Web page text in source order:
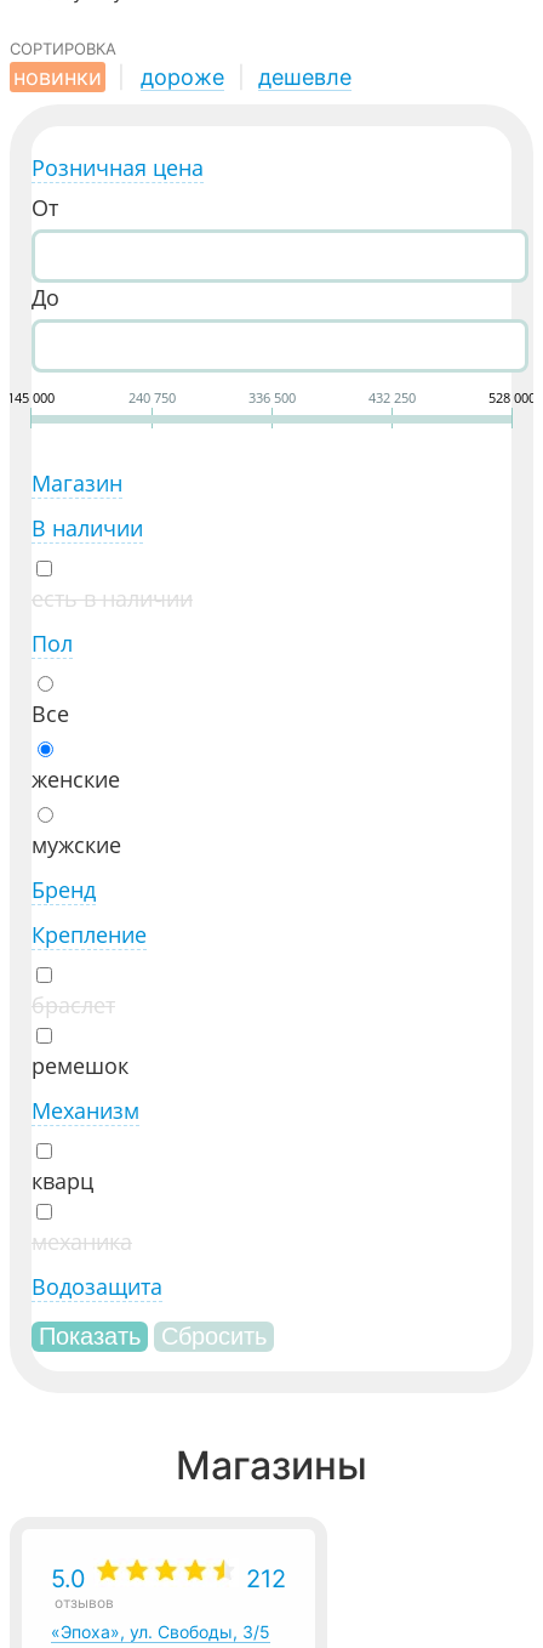
сортировка
новинки
дороже дешевле
Розничная цена
От
До
145 000 240 750 336 500 432 250 528 000
Магазин
В наличии
есть в наличии
Пол
Все
женские
мужские
Бренд
Крепление
браслет
ремешок
Механизм
кварц
механика
Водозащита
Магазины
5.0 212
отзывов
«Эпоха», ул. Свободы, 3/5